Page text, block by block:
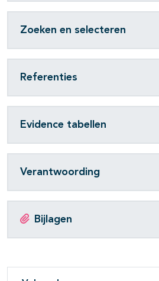
Zoeken en selecteren
Referenties
Evidence tabellen
Verantwoording
Bijlagen